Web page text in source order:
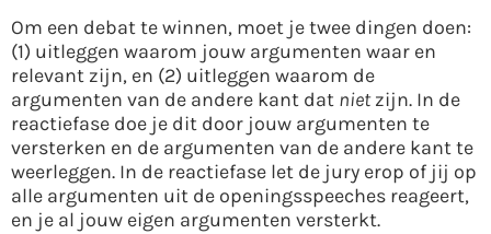
Om een debat te winnen, moet je twee dingen doen:
(1) uitleggen waarom jouw argumenten waar en
relevant zijn, en (2) uitleggen waarom de
argumenten van de andere kant dat nietzijn. In de
reactiefase doe je dit door jouw argumenten te
versterken en de argumenten van de andere kant te
weerleggen. In de reactiefase let de jury erop of jij op
alle argumenten uit de openingsspeeches reageert,
en je al jouw eigen argumenten versterkt.